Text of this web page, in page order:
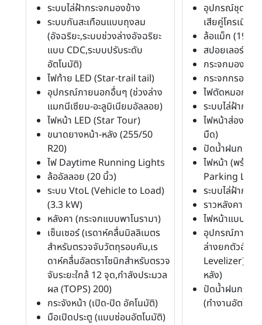
ระบบไล่ฝ้ากระจกมองข้าง
ระบบกันสะเทือนแบบถุงลม
(อัจฉริยะ,ระบบช่วงล่างอัจฉริยะ
แบบ CDC,ระบบปรับระดับ
อัตโนมัติ)
ไฟท้าย LED (Star-trail tail)
อุปกรณ์ภายนอกอื่นๆ (ช่วงล่าง
แมกนีเซียม-อะลูมิเนียมอัลลอย)
ไฟหน้า LED (Star Tour)
ขนาดยางหน้า-หลัง (255/50
R20)
ไฟ Daytime Running Lights
ล้ออัลลอย (20 นิ้ว)
ระบบ VtoL (Vehicle to Load)
(3.3 kW)
หลังคา (กระจกแบบพาโนรามา)
เซ็นเซอร์ (เรดาห์คลื่นมิลลิเมตร
สำหรับตรวจจับวัตถุรอบคัน,เร
ดาห์คลื่นอัลตราโซนิกสำหรับตรวจ
จับระยะใกล้ 12 จุด,กำลังประมวล
ผล (TOPS) 200)
กระจังหน้า (เปิด-ปิด อัคโนมัติ)
มือเปิดประตู (แบบซ่อนอัตโนมัติ)
อุปกรณ์ชุดแต่ง
เสียคู่โครเมีย
ล้อแม็ก (19")
สปอยเลอร์หลั
กระจกมองข้า
กระจกกรองแ
ไฟตัดหมอก (ห
ระบบไล่ฝ้ากระ
ไฟหน้าส่องสว่
มืด)
ปัดน้ำฝนกระจ
ไฟหน้า (พร้อม
Parking
ระบบไล่ฝ้ากระ
ราวหลังคา (สี
ไฟหน้าแบบโปร
อุปกรณ์ภายนอ
ล่างยกตัวอัตโ
Levelizer) ,
หลัง)
ปัดน้ำฝนกระจ
(ทำงานอัตโนมั